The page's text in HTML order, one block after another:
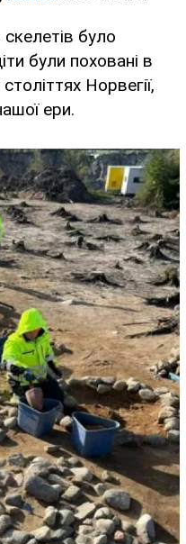
було
були поховані в
Норвегії,
ери.